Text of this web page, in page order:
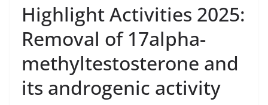
Highlight Activities 2025:
Removal of 17alpha-
methyltestosterone and
its androgenic activity